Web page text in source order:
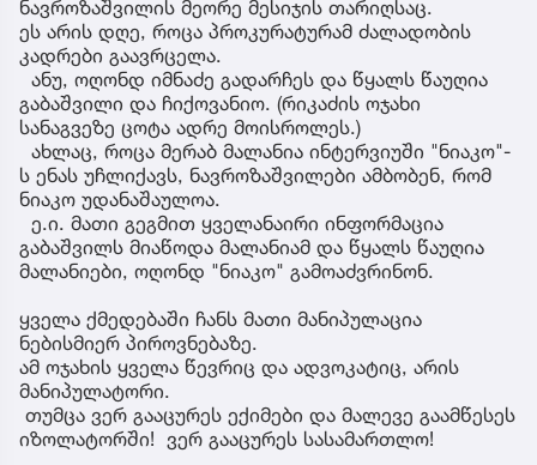
ნავროზაშვილის მეორე მესიჯის თარიღსაც.
ეს არის დღე, როცა პროკურატურამ ძალადობის
კადრები გაავრცელა.
ანუ, ოღონდ იმნაძე გადარჩეს და წყალს წაუღია
გაბაშვილი და ჩიქოვანიო. (რიკაძის ოჯახი
სანაგვეზე ცოტა ადრე მოისროლეს.)
ახლაც, როცა მერაბ მალანია ინტერვიუში "ნიაკო"-
ს ენას უჩლიქავს, ნავროზაშვილები ამბობენ, რომ
ნიაკო უდანაშაულოა.
ე.ი. მათი გეგმით ყველანაირი ინფორმაცია
გაბაშვილს მიაწოდა მალანიამ და წყალს წაუღია
მალანიები, ოღონდ "ნიაკო" გამოაძვრინონ.
ყველა ქმედებაში ჩანს მათი მანიპულაცია
ნებისმიერ პიროვნებაზე.
ამ ოჯახის ყველა წევრიც და ადვოკატიც, არის
მანიპულატორი.
თუმცა ვერ გააცურეს ექიმები და მალევე გაამწესეს
იზოლატორში! ვერ გააცურეს სასამართლო!